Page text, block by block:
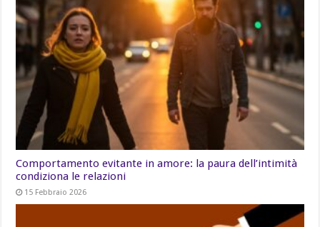
Comportamento evitante in amore: la paura dell’intimità
condiziona le relazioni
15 Febbraio 2026